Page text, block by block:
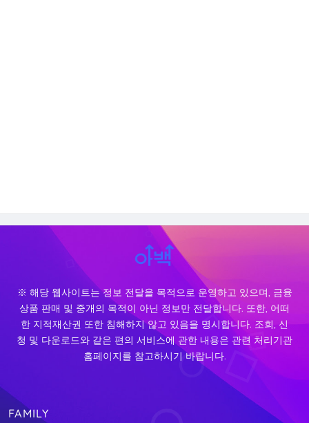
※ 해당 웹사이트는 정보 전달을 목적으로 운영하고 있으며, 금융
상품 판매 및 중개의 목적이 아닌 정보만 전달합니다. 또한, 어떠
한 지적재산권 또한 침해하지 않고 있음을 명시합니다. 조회, 신
청 및 다운로드와 같은 편의 서비스에 관한 내용은 관련 처리기관
홈페이지를 참고하시기 바랍니다.
FAMILY